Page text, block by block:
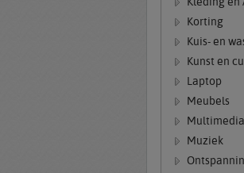
Korting
Kuis- en
Kunst en
Laptop
Meubels
Multimedia
Muziek